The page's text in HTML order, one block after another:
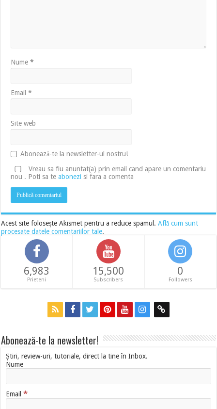
Nume*
Email*
Site web
Abonează-te la newsletter-ul nostru!
Vreau sa fiu anuntat(a) prin email cand apare un comentariu
nou . Poti sa teabonezi si fara a comenta
Acest site folosește Akismet pentru a reduce spamul.Află cum sunt
procesate datele comentariilor tale.
6,983
Prieteni
15,500
Subscribers
0
Followers
Abonează-te la newsletter!
Știri, review-uri, tutoriale, direct la tine în Inbox.
Nume
Email*